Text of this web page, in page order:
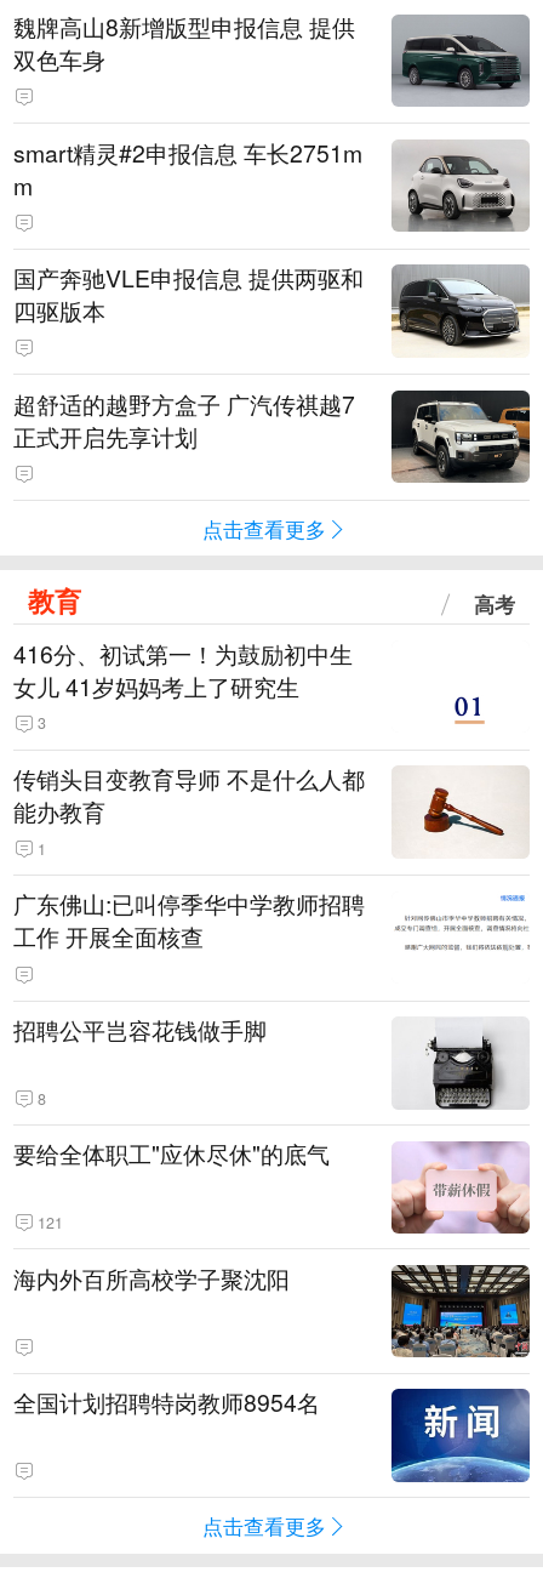
魏牌高山8新增版型申报信息 提供
双色车身
smart精灵#2申报信息 车长2751m
m
国产奔驰VLE申报信息 提供两驱和
四驱版本
超舒适的越野方盒子 广汽传祺越7
正式开启先享计划
点击查看更多
教育 高考
416分、初试第一！为鼓励初中生
女儿 41岁妈妈考上了研究生
3
传销头目变教育导师 不是什么人都
能办教育
1
广东佛山:已叫停季华中学教师招聘
工作 开展全面核查
招聘公平岂容花钱做手脚
8
要给全体职工"应休尽休"的底气
121
海内外百所高校学子聚沈阳
全国计划招聘特岗教师8954名
点击查看更多